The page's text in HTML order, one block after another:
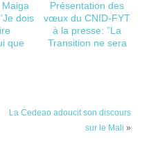
Maiga
dois
que
Présentation des
vœux du CNID-FYT
à la presse: ”La
Transition ne sera
La Cedeao adoucit son discours
sur le Mali »